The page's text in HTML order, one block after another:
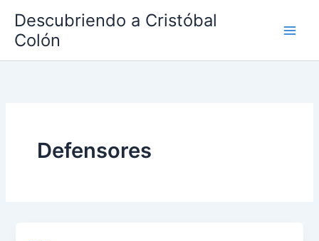
contenido
Descubriendo a Cristóbal
Colón
Defensores